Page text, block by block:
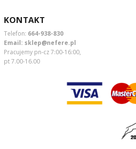
KONTAKT
Telefon: 664-938-830
Email: sklep@nefere.pl
Pracujemy pn-cz 7:00-16:00,
pt 7.00-16.00